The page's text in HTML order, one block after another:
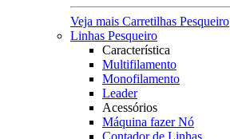
Veja mais Carretilhas Pesqueiro
Linhas Pesqueiro
Característica
Multifilamento
Monofilamento
Leader
Acessórios
Máquina fazer Nó
Contador de Linhas